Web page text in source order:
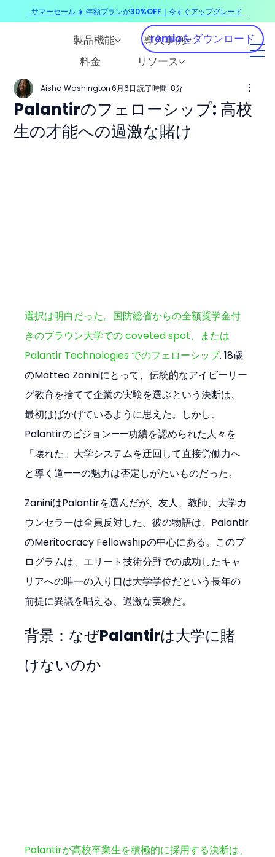
製品機能
導入事例
料金
リソース
remioをダウンロード
Palantirのフェローシップ: 高校
生の才能への過激な賭け
Aisha Washington 6月6日 読了時間: 8分
選択は明白だった。国防総省からの全額奨学金付
きのブラウン大学での coveted spot、または
Palantir Technologies でのフェローシップ. 18歳
のMatteo Zaniniにとって、伝統的なアイビーリー
グ教育を捨てて企業の実験を選ぶという決断は、
最初はばかげているように思えた。しかし、
Palantirのビジョン——功績を認められた人々を
「壊れた」大学システムを迂回して直接労働力へ
と導く道——の魅力は否定しがたいものだった。
ZaniniはPalantirを選んだが、友人、教師、大学カ
ウンセラーは全員反対した。彼の物語は、Palantir
のMeritocracy Fellowshipの中心にある。このプ
ログラムは、エリート技術分野での成功したキャ
リアへの唯一の入り口は大学学位だという長年の
前提に異議を唱える、過激な実験だ。
背景：なぜPalantirは大学に賭
けないのか
Palantirが高校卒業生を積極的に採用する決断は、
サマーセール ☀️ 年額プランが30%OFF｜今すぐアップグレード